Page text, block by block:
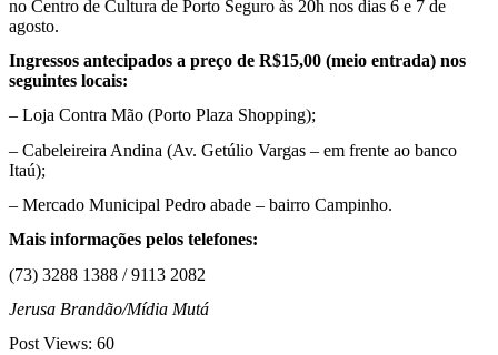
no Centro de Cultura de Porto Seguro às 20h nos dias 6 e 7 de
agosto.
Ingressos antecipados a preço de R$15,00 (meio entrada) nos
seguintes locais:
– Loja Contra Mão (Porto Plaza Shopping);
– Cabeleireira Andina (Av. Getúlio Vargas – em frente ao banco
Itaú);
– Mercado Municipal Pedro abade – bairro Campinho.
Mais informações pelos telefones:
(73) 3288 1388 / 9113 2082
Jerusa Brandão/Mídia Mutá
Post Views: 60